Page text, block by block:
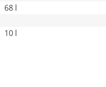
68 l
10 l